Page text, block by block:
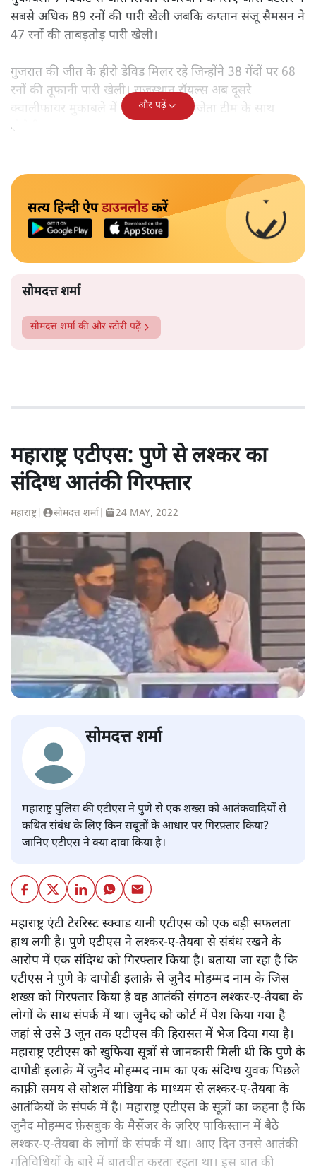
सबसे अधिक 89 रनों की पारी खेली जबकि कप्तान संजू सैमसन ने
47 रनों की ताबड़तोड़ पारी खेली।
गुजरात की जीत के हीरो डेविड मिलर रहे जिन्होंने 38 गेंदों पर 68
रनों की तूफानी पारी खेली। राजस्थान रॉयल्स अब दूसरे
क्वालीफायर मुकाबले में एलिमिनेटर के विजेता टीम के साथ
खेलेगी।
और पढ़ें
सत्य हिन्दी ऐपडाउनलोडकरें
सोमदत्त शर्मा
सोमदत्त शर्मा की और स्टोरी पढ़ें
महाराष्ट्र एटीएस: पुणे से लश्कर का
संदिग्ध आतंकी गिरफ्तार
महाराष्ट्र| सोमदत्त शर्मा 24 MAY, 2022
सोमदत्त शर्मा
महाराष्ट्र पुलिस की एटीएस ने पुणे से एक शख्स को आतंकवादियों से
कथित संबंध के लिए किन सबूतों के आधार पर गिरफ़्तार किया?
जानिए एटीएस ने क्या दावा किया है।
महाराष्ट्र एंटी टेररिस्ट स्क्वाड यानी एटीएस को एक बड़ी सफलता
हाथ लगी है। पुणे एटीएस ने लश्कर-ए-तैयबा से संबंध रखने के
आरोप में एक संदिग्ध को गिरफ्तार किया है। बताया जा रहा है कि
एटीएस ने पुणे के दापोडी इलाक़े से जुनैद मोहम्मद नाम के जिस
शख्स को गिरफ्तार किया है वह आतंकी संगठन लश्कर-ए-तैयबा के
लोगों के साथ संपर्क में था। जुनैद को कोर्ट में पेश किया गया है
जहां से उसे 3 जून तक एटीएस की हिरासत में भेज दिया गया है।
महाराष्ट्र एटीएस को खुफिया सूत्रों से जानकारी मिली थी कि पुणे के
दापोडी इलाक़े में जुनैद मोहम्मद नाम का एक संदिग्ध युवक पिछले
काफ़ी समय से सोशल मीडिया के माध्यम से लश्कर-ए-तैयबा के
आतंकियों के संपर्क में है। महाराष्ट्र एटीएस के सूत्रों का कहना है कि
जुनैद मोहम्मद फ़ेसबुक के मैसेंजर के ज़रिए पाकिस्तान में बैठे
लश्कर-ए-तैयबा के लोगों के संपर्क में था। आए दिन उनसे आतंकी
गतिविधियों के बारे में बातचीत करता रहता था। इस बात की